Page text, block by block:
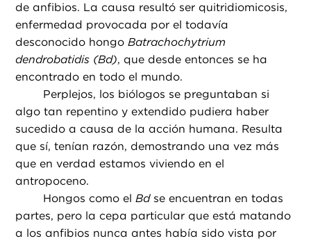
de anfibios. La causa resultó ser quitridiomicosis,
enfermedad provocada por el todavía
desconocido hongoBatrachochytrium
dendrobatidis (Bd), que desde entonces se ha
encontrado en todo el mundo.
Perplejos, los biólogos se preguntaban si
algo tan repentino y extendido pudiera haber
sucedido a causa de la acción humana. Resulta
que sí, tenían razón, demostrando una vez más
que en verdad estamos viviendo en el
antropoceno.
Hongos como elBdse encuentran en todas
partes, pero la cepa particular que está matando
a los anfibios nunca antes había sido vista por